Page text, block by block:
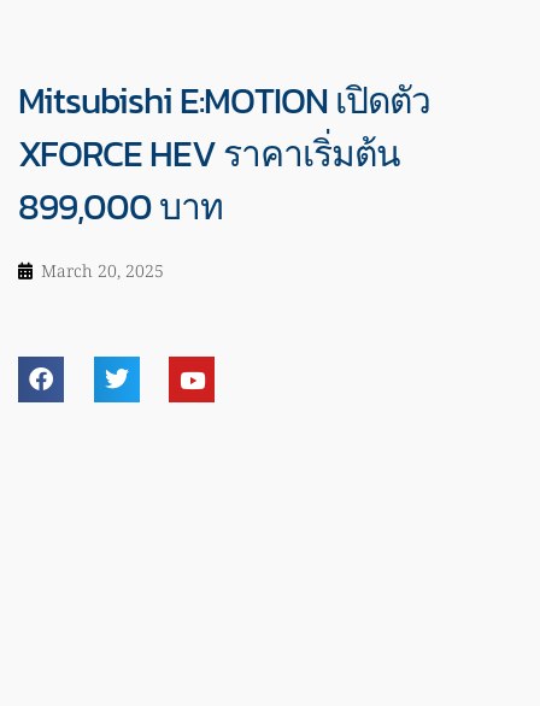
Mitsubishi E:MOTION เปิดตัว
XFORCE HEV ราคาเริ่มต้น
899,000 บาท
March 20, 2025